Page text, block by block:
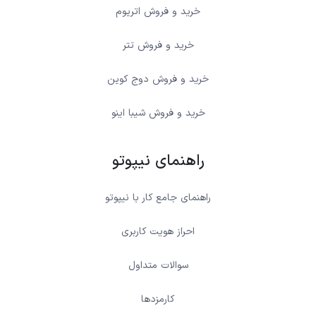
خرید و فروش اتریوم
خرید و فروش تتر
خرید و فروش دوج کوین
خرید و فروش شیبا اینو
راهنمای نیپوتو
راهنمای جامع کار با نیپوتو
احراز هویت کاربری
سوالات متداول
کارمزدها